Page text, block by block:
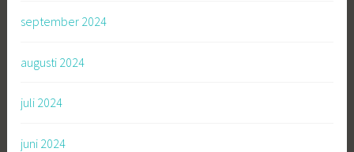
september 2024
augusti 2024
juli 2024
juni 2024